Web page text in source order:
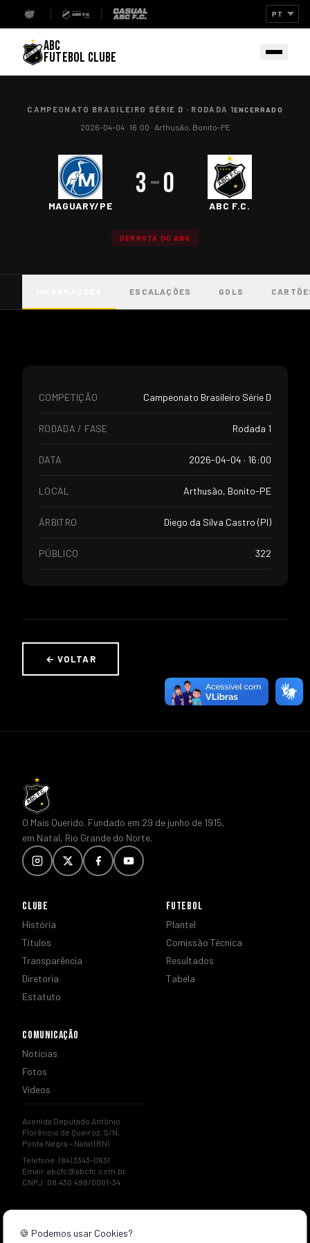
ABC
FUTEBOL CLUBE
CAMPEONATO BRASILEIRO SÉRIE D · RODADA 1ENCERRADO
2026-04-04· 16:00 · Arthusão, Bonito-PE
MAGUARY/PE
3–0
ABC F.C.
DERROTA DO ABC
ESCALAÇÕES GOLS
COMPETIÇÃO Campeonato Brasileiro Série D
RODADA / FASE Rodada 1
DATA 2026-04-04 · 16:00
LOCAL Arthusão, Bonito-PE
ÁRBITRO Diego da Silva Castro (PI)
PÚBLICO 322
← VOLTAR
O Mais Querido. Fundado em 29 de junho de 1915,
em Natal, Rio Grande do Norte.
CLUBE
História
Títulos
Transparência
Diretoria
Estatuto
FUTEBOL
Plantel
Comissão Técnica
Resultados
Tabela
COMUNICAÇÃO
Notícias
Fotos
Vídeos
Avenida Deputado Antônio
Florêncio de Queiroz, S/N,
Ponta Negra – Natal (RN)
Telefone: (84) 3343-0631
Email: abcfc@abcfc.com.br
CNPJ: 08.430.498/0001-34
🍪 Podemos usar Cookies?